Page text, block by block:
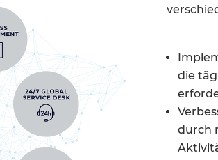
die
durch